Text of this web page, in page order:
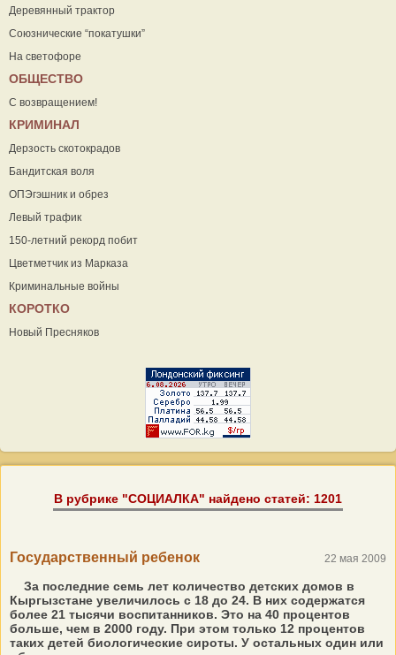
Деревянный трактор
Союзнические “покатушки”
На светофоре
ОБЩЕСТВО
С возвращением!
КРИМИНАЛ
Дерзость скотокрадов
Бандитская воля
ОПЭгэшник и обрез
Левый трафик
150-летний рекорд побит
Цветметчик из Марказа
Криминальные войны
КОРОТКО
Новый Пресняков
В рубрике "СОЦИАЛКА" найдено статей: 1201
Государственный ребенок 22 мая 2009
За последние семь лет количество детских домов в
Кыргызстане увеличилось с 18 до 24. В них содержатся
более 21 тысячи воспитанников. Это на 40 процентов
больше, чем в 2000 году. При этом только 12 процентов
таких детей биологические сироты. У остальных один или